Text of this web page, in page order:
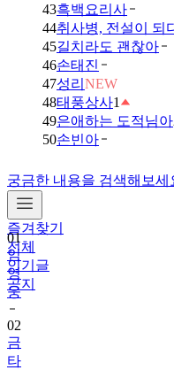
43흑백요리사
44취사병, 전설이 되
45길치라도 괜찮아
46손태진
47성리 NEW
48태풍상사1
49은애하는 도적님아
50손빈아
궁금한 내용을 검색해보세
즐겨찾기
전체
인기글
공지
01
임
영
웅
02
금
타